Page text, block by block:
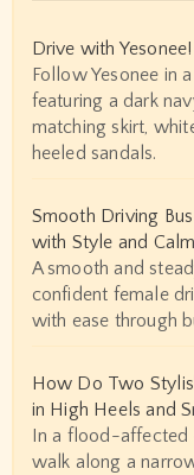
Drive with Yesonee!
Follow Yesonee in
featuring a dark
matching skirt,
heeled sandals.
Smooth Driving
with Style and
A smooth and
confident female
with ease through
How Do Two
in High Heels and
In a flood-affected
walk along a